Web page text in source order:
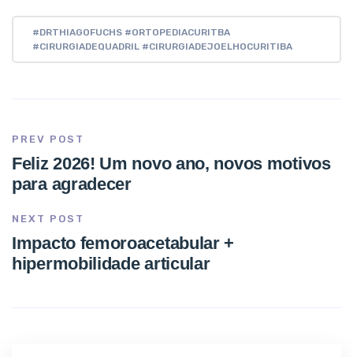
#DRTHIAGOFUCHS #ORTOPEDIACURITBA
#CIRURGIADEQUADRIL #CIRURGIADEJOELHOCURITIBA
PREV POST
Feliz 2026! Um novo ano, novos motivos
para agradecer
NEXT POST
Impacto femoroacetabular +
hipermobilidade articular